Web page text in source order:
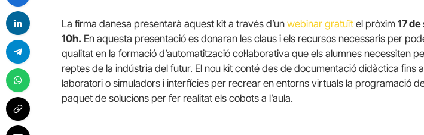
La firma danesa presentarà aquest kit a través d’un webinar gratuït el pròxim 17
10h. En aquesta presentació es donaran les claus i els recursos necessaris per
qualitat en la formació d’automatització col·laborativa que els alumnes necessiten
reptes de la indústria del futur. El nou kit conté des de documentació didàctica fins
laboratori o simuladors i interfícies per recrear en entorns virtuals la programació
paquet de solucions per fer realitat els cobots a l’aula.